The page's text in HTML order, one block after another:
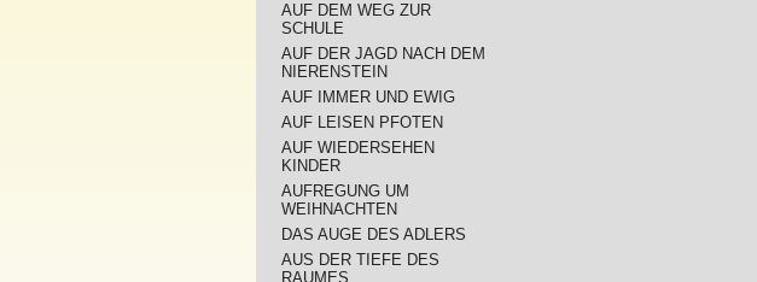
AUF DEM WEG ZUR
SCHULE
AUF DER JAGD NACH DEM
NIERENSTEIN
AUF IMMER UND EWIG
AUF LEISEN PFOTEN
AUF WIEDERSEHEN
KINDER
AUFREGUNG UM
WEIHNACHTEN
DAS AUGE DES ADLERS
AUS DER TIEFE DES
RAUMES